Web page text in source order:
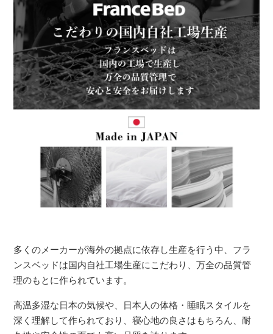
多くのメーカーが海外の拠点に依存し生産を行う中、フラ
ンスベッドは国内自社工場生産にこだわり、万全の品質管
理のもとに作られています。
高温多湿な日本の気候や、日本人の体格・睡眠スタイルを
深く理解して作られており、寝心地の良さはもちろん、耐